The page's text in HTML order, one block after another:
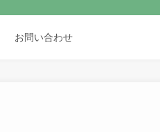
お問い合わせ